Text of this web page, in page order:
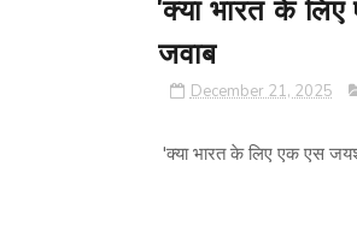
जवाब
December 21, 2025
'क्या भारत के लिए एक एस